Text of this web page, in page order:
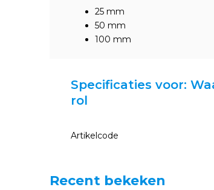
25 mm
50 mm
100 mm
Specificaties voor:
rol
Artikelcode
Recent bekeken